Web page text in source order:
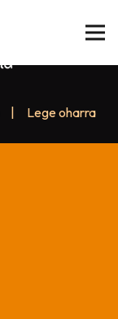
Lege oharra